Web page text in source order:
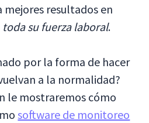
mejores resultados en
toda su fuerza laboral.
por la forma de hacer
a la normalidad?
le mostraremos cómo
software de monitoreo